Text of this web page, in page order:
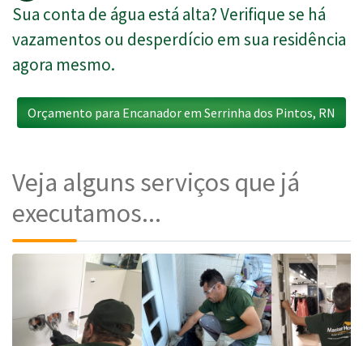
Sua conta de água está alta? Verifique se há
vazamentos ou desperdício em sua residência
agora mesmo.
Orçamento para Encanador em Serrinha dos Pintos, RN
Veja alguns serviços que já
executamos...